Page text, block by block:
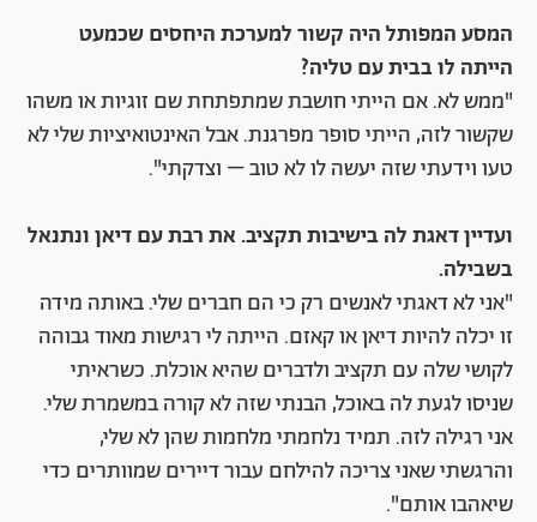
המסע המפותל היה קשור למערכת היחסים שכמעט
הייתה לו בבית עם טליה?
"ממש לא. אם הייתי חושבת שמתפתחת שם זוגיות או משהו
שקשור לזה, הייתי סופר מפרגנת. אבל האינטואיציות שלי לא
טעו וידעתי שזה יעשה לו לא טוב – וצדקתי".
ועדיין דאגת לה בישיבות תקציב. את רבת עם דיאן ונתנאל
בשבילה.
"אני לא דאגתי לאנשים רק כי הם חברים שלי. באותה מידה
זו יכלה להיות דיאן או קאזם. הייתה לי רגישות מאוד גבוהה
לקושי שלה עם תקציב ולדברים שהיא אוכלת. כשראיתי
שניסו לגעת לה באוכל, הבנתי שזה לא קורה במשמרת שלי.
אני רגילה לזה. תמיד נלחמתי מלחמות שהן לא שלי,
והרגשתי שאני צריכה להילחם עבור דיירים שמוותרים כדי
שיאהבו אותם".